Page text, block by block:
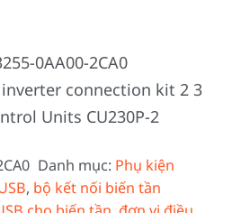
0AA00-2CA0
inverter connection kit 2 3
Units CU230P-2
Danh mục: Phụ kiện
, bộ kết nối biến tần